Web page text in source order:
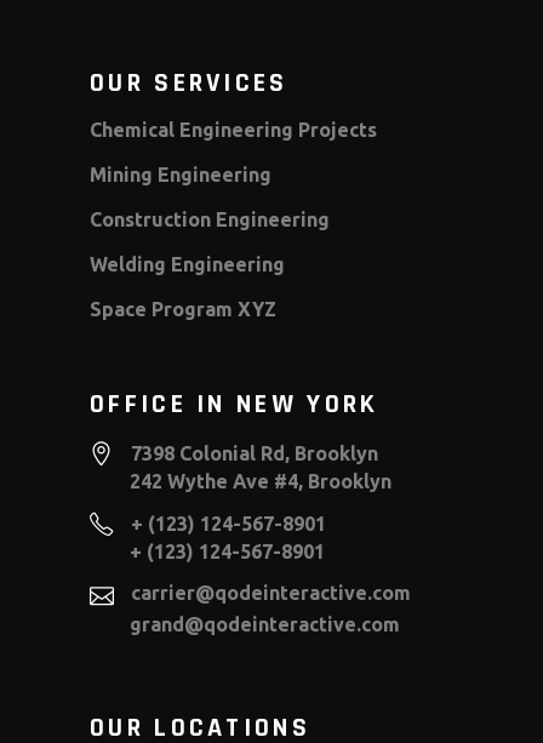
OUR SERVICES
Chemical Engineering Projects
Mining Engineering
Construction Engineering
Welding Engineering
Space Program XYZ
OFFICE IN NEW YORK
7398 Colonial Rd, Brooklyn
242 Wythe Ave #4, Brooklyn
+ (123) 124-567-8901
+ (123) 124-567-8901
carrier@qodeinteractive.com
grand@qodeinteractive.com
OUR LOCATIONS